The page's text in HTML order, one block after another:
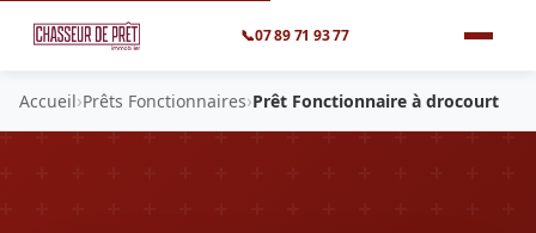
📞07 89 71 93 77
Accueil›Prêts Fonctionnaires›Prêt Fonctionnaire à drocourt